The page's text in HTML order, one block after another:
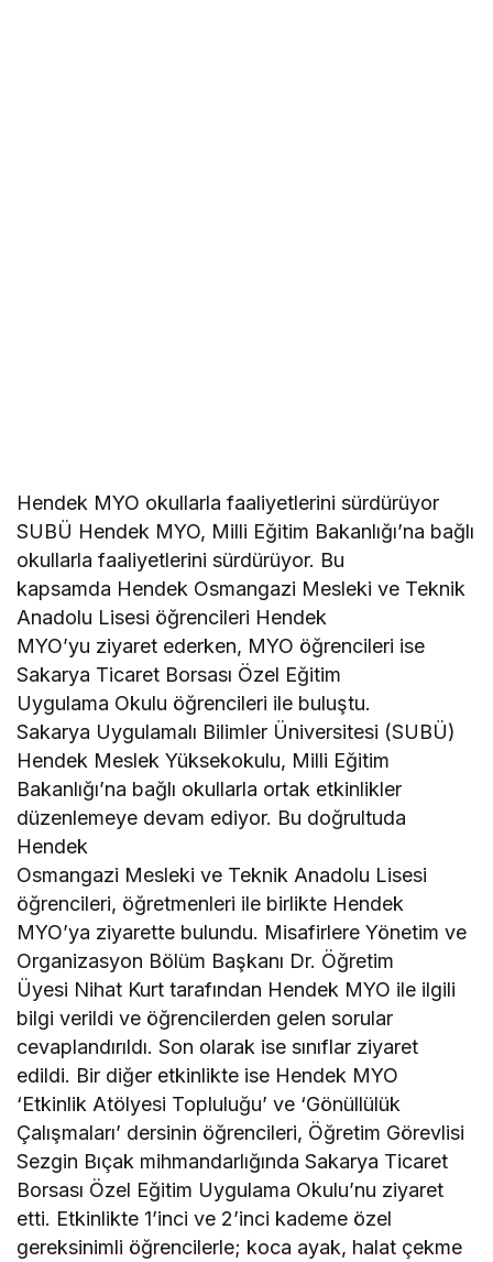
Hendek MYO okullarla faaliyetlerini sürdürüyor
SUBÜ Hendek MYO, Milli Eğitim Bakanlığı’na bağlı
okullarla faaliyetlerini sürdürüyor. Bu
kapsamda Hendek Osmangazi Mesleki ve Teknik
Anadolu Lisesi öğrencileri Hendek
MYO’yu ziyaret ederken, MYO öğrencileri ise
Sakarya Ticaret Borsası Özel Eğitim
Uygulama Okulu öğrencileri ile buluştu.
Sakarya Uygulamalı Bilimler Üniversitesi (SUBÜ)
Hendek Meslek Yüksekokulu, Milli Eğitim
Bakanlığı’na bağlı okullarla ortak etkinlikler
düzenlemeye devam ediyor. Bu doğrultuda
Hendek
Osmangazi Mesleki ve Teknik Anadolu Lisesi
öğrencileri, öğretmenleri ile birlikte Hendek
MYO’ya ziyarette bulundu. Misafirlere Yönetim ve
Organizasyon Bölüm Başkanı Dr. Öğretim
Üyesi Nihat Kurt tarafından Hendek MYO ile ilgili
bilgi verildi ve öğrencilerden gelen sorular
cevaplandırıldı. Son olarak ise sınıflar ziyaret
edildi. Bir diğer etkinlikte ise Hendek MYO
‘Etkinlik Atölyesi Topluluğu’ ve ‘Gönüllülük
Çalışmaları’ dersinin öğrencileri, Öğretim Görevlisi
Sezgin Bıçak mihmandarlığında Sakarya Ticaret
Borsası Özel Eğitim Uygulama Okulu’nu ziyaret
etti. Etkinlikte 1’inci ve 2’inci kademe özel
gereksinimli öğrencilerle; koca ayak, halat çekme